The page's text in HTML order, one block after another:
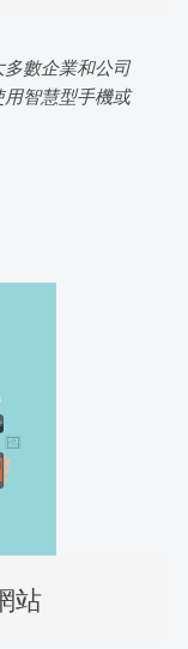
數企業和公司
智慧型手機或
站